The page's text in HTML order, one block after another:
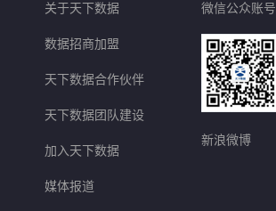
关于天下数据
数据招商加盟
天下数据合作伙伴
天下数据团队建设
加入天下数据
媒体报道
微信公众账号
新浪微博